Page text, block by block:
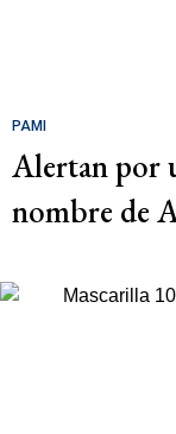
PAMI
Alertan por
nombre de